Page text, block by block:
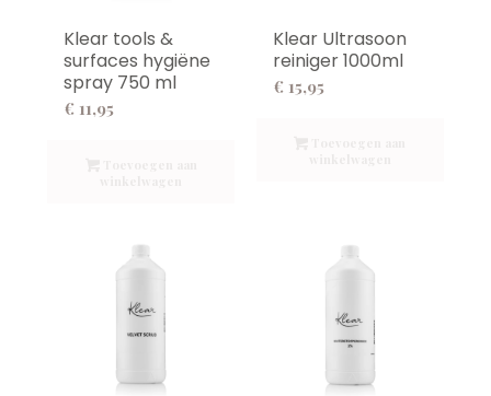
Klear tools &
surfaces hygiëne
spray 750 ml
€ 11,95
Klear Ultrasoon
reiniger 1000ml
€ 15,95